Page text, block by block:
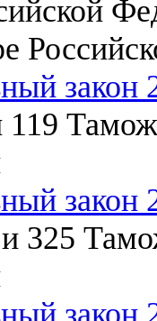
закон
119
закон
325
закон